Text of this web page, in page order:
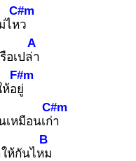
ไหว
C#m
อเปล่า
A
อยู่
F#m
เหมือนเก่า
C#m
ห้กันไหม
B